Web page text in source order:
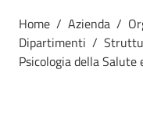
Sanitaria
Locale della
Romagna
Home / Azienda /
Dipartimenti /
Psicologia della